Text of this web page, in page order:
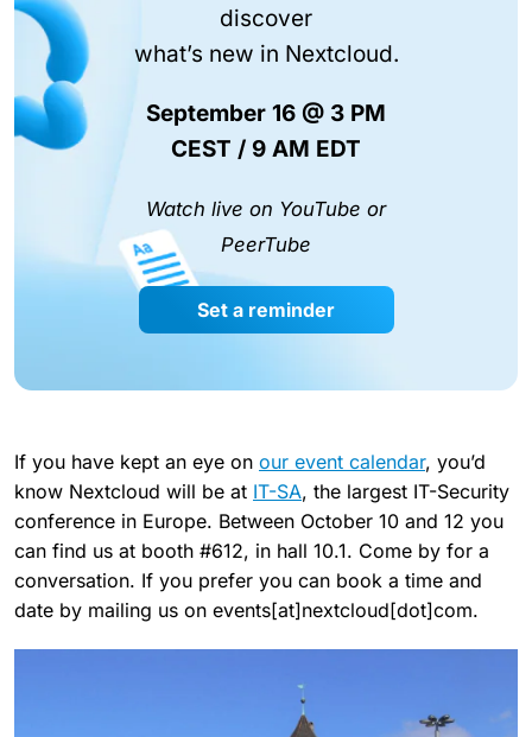
discover
what’s new in Nextcloud.
September 16 @ 3 PM
CEST / 9 AM EDT
Watch live on YouTube or
PeerTube
Set a reminder
If you have kept an eye on our event calendar, you’d
know Nextcloud will be at IT-SA, the largest IT-Security
conference in Europe. Between October 10 and 12 you
can find us at booth #612, in hall 10.1. Come by for a
conversation. If you prefer you can book a time and
date by mailing us on events[at]nextcloud[dot]com.